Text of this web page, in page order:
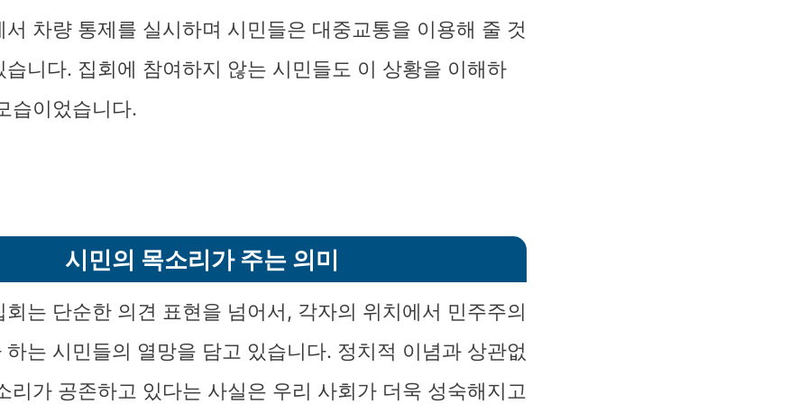
차량 통제를 실시하며 시민들은 대중교통을 이용해 줄 것
습니다. 집회에 참여하지 않는 시민들도 이 상황을 이해하
습이었습니다.
시민의 목소리가 주는 의미
는 단순한 의견 표현을 넘어서, 각자의 위치에서 민주주의
는 시민들의 열망을 담고 있습니다. 정치적 이념과 상관없
리가 공존하고 있다는 사실은 우리 사회가 더욱 성숙해지고